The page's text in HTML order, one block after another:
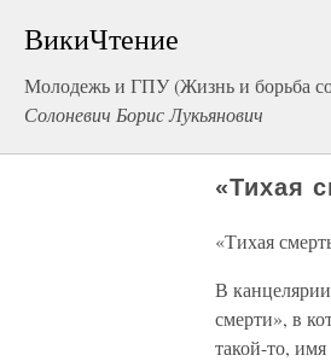
ВикиЧтение
Молодежь и ГПУ (Жизнь и борьба
Солоневич Борис Лукьянович
«Тихая
«Тихая
В
смерти», в
такой-то,